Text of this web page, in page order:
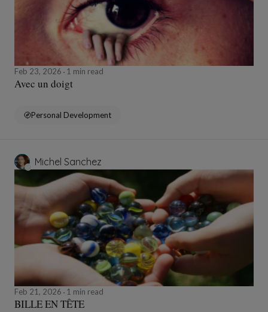
Feb 23, 2026 1 min read
Avec un doigt
Personal Development
Michel Sanchez
Feb 21, 2026 1 min read
BILLE EN TÊTE